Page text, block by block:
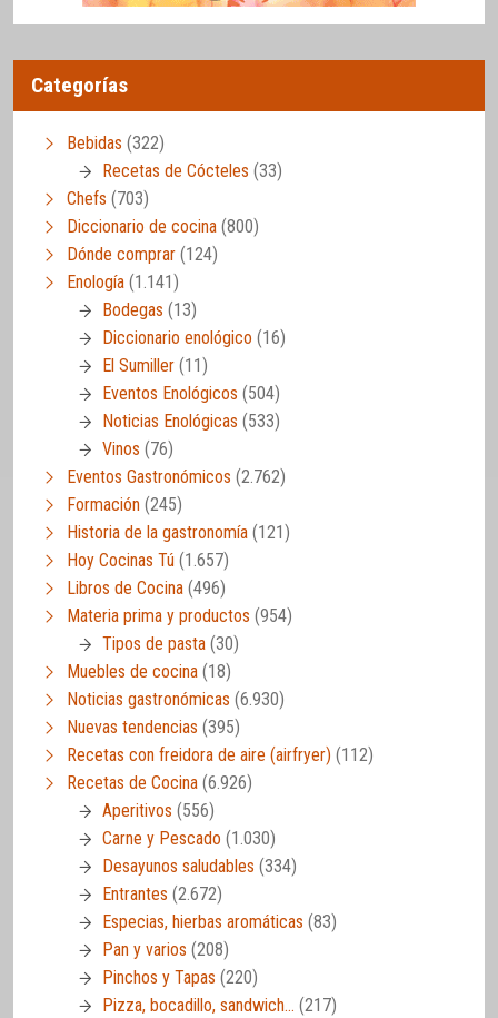
Categorías
Bebidas (322)
Recetas de Cócteles (33)
Chefs (703)
Diccionario de cocina (800)
Dónde comprar (124)
Enología (1.141)
Bodegas (13)
Diccionario enológico (16)
El Sumiller (11)
Eventos Enológicos (504)
Noticias Enológicas (533)
Vinos (76)
Eventos Gastronómicos (2.762)
Formación (245)
Historia de la gastronomía (121)
Hoy Cocinas Tú (1.657)
Libros de Cocina (496)
Materia prima y productos (954)
Tipos de pasta (30)
Muebles de cocina (18)
Noticias gastronómicas (6.930)
Nuevas tendencias (395)
Recetas con freidora de aire (airfryer) (112)
Recetas de Cocina (6.926)
Aperitivos (556)
Carne y Pescado (1.030)
Desayunos saludables (334)
Entrantes (2.672)
Especias, hierbas aromáticas (83)
Pan y varios (208)
Pinchos y Tapas (220)
Pizza, bocadillo, sandwich… (217)